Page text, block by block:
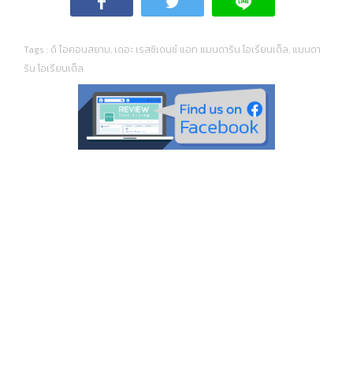
Tags : ดิ ไอคอนสยาม, เดอะ เรสซิเดนซ์ แอท แมนดาริน โอเรียนเต็ล, แมนดา
ริน โอเรียนเต็ล